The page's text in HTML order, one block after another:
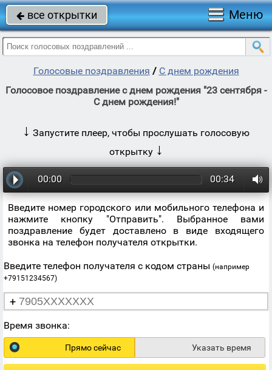
 все открытки Меню
Голосовые поздравления / С днем рождения
Голосовое поздравление с днем рождения "23 сентября -
С днем рождения!"
↓ Запустите плеер, чтобы прослушать голосовую
открытку ↓
00:00 00:34
Введите номер городского или мобильного телефона и
нажмите кнопку "Отправить". Выбранное вами
поздравление будет доставлено в виде входящего
звонка на телефон получателя открытки.
Введите телефон получателя с кодом страны (например
+79151234567)
+
Время звонка:
Прямо сейчас Указать время